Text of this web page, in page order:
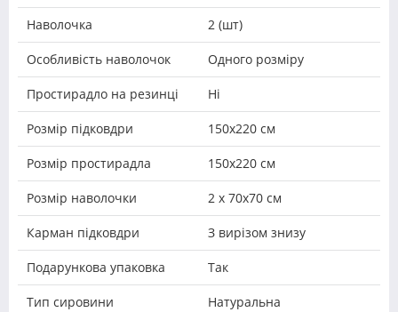
Наволочка 2 (шт)
Особливість наволочок Одного розміру
Простирадло на резинці Ні
Розмір підковдри 150х220 см
Розмір простирадла 150х220 см
Розмір наволочки 2 х 70х70 см
Карман підковдри З вирізом знизу
Подарункова упаковка Так
Тип сировини Натуральна